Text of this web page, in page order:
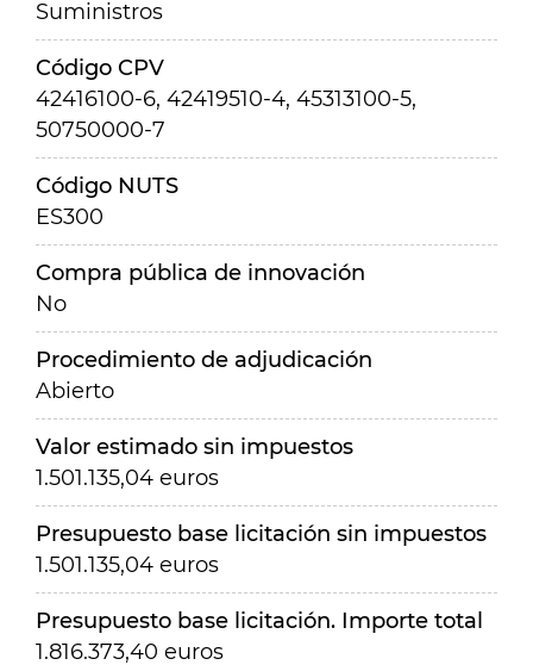
Suministros
Código CPV
42416100-6, 42419510-4, 45313100-5,
50750000-7
Código NUTS
ES300
Compra pública de innovación
No
Procedimiento de adjudicación
Abierto
Valor estimado sin impuestos
1.501.135,04 euros
Presupuesto base licitación sin impuestos
1.501.135,04 euros
Presupuesto base licitación. Importe total
1.816.373,40 euros